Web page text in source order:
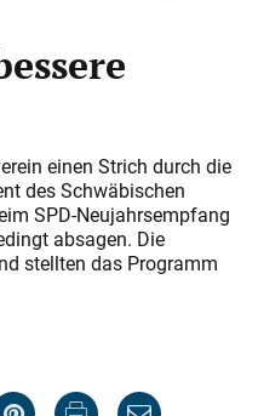
einen Strich durch die
des Schwäbischen
SPD-Neujahrsempfang
absagen. Die
stellten das Programm